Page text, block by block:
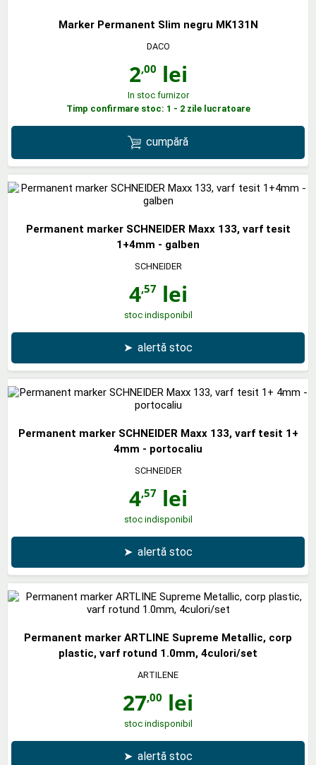
Marker Permanent Slim negru MK131N
DACO
2,00 lei
In stoc furnizor
Timp confirmare stoc: 1 - 2 zile lucratoare
cumpără
Permanent marker SCHNEIDER Maxx 133, varf tesit
1+4mm - galben
SCHNEIDER
4,57lei
stoc indisponibil
➤ alertă stoc
Permanent marker SCHNEIDER Maxx 133, varf tesit 1+
4mm - portocaliu
SCHNEIDER
4,57lei
stoc indisponibil
➤ alertă stoc
Permanent marker ARTLINE Supreme Metallic, corp
plastic, varf rotund 1.0mm, 4culori/set
ARTILENE
27,00 lei
stoc indisponibil
➤ alertă stoc